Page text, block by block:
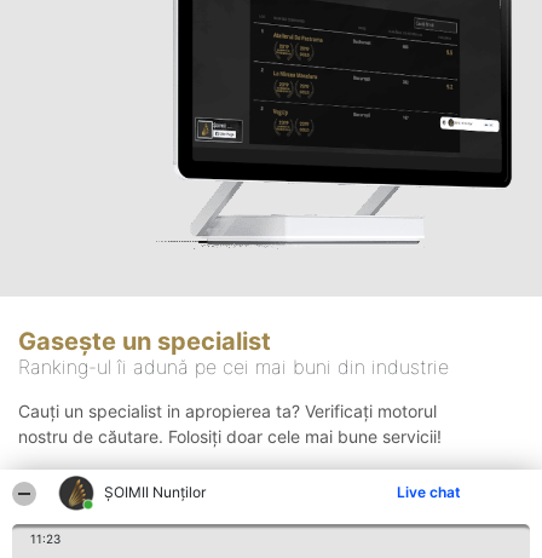
ȘOIMII Nunților Live chat
11:23
Gasește un specialist
Ranking-ul îi adună pe cei mai buni din industrie
Cauți un specialist in apropierea ta? Verificați motorul
nostru de căutare. Folosiți doar cele mai bune servicii!